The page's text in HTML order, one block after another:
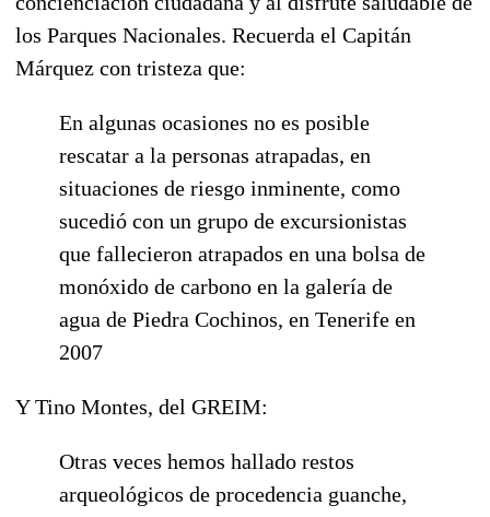
los Parques Nacionales. Recuerda el Capitán
Márquez con tristeza que:
En algunas ocasiones no es posible
rescatar a la personas atrapadas, en
situaciones de riesgo inminente, como
sucedió con un grupo de excursionistas
que fallecieron atrapados en una bolsa de
monóxido de carbono en la galería de
agua de Piedra Cochinos, en Tenerife en
2007
Y Tino Montes, del GREIM:
Otras veces hemos hallado restos
arqueológicos de procedencia guanche,